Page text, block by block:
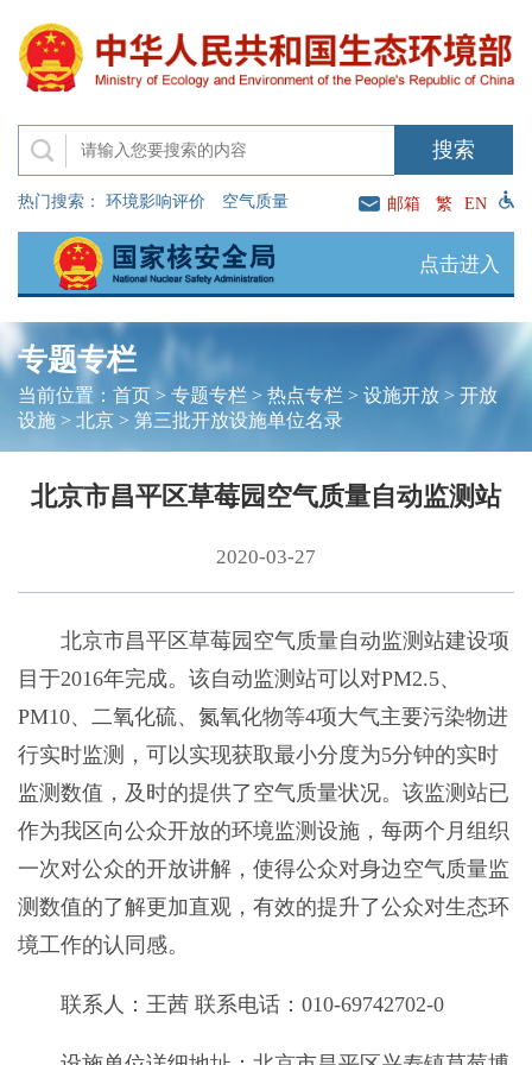
热门搜索： 环境影响评价 空气质量 邮箱 繁 EN
点击进入
专题专栏
当前位置： 首页> 专题专栏> 热点专栏 > 设施开放> 开放
设施> 北京> 第三批开放设施单位名录
北京市昌平区草莓园空气质量自动监测站
2020-03-27
北京市昌平区草莓园空气质量自动监测站建设项
目于2016年完成。该自动监测站可以对PM2.5、
PM10、二氧化硫、氮氧化物等4项大气主要污染物进
行实时监测，可以实现获取最小分度为5分钟的实时
监测数值，及时的提供了空气质量状况。该监测站已
作为我区向公众开放的环境监测设施，每两个月组织
一次对公众的开放讲解，使得公众对身边空气质量监
测数值的了解更加直观，有效的提升了公众对生态环
境工作的认同感。
联系人：王茜 联系电话：010-69742702-0